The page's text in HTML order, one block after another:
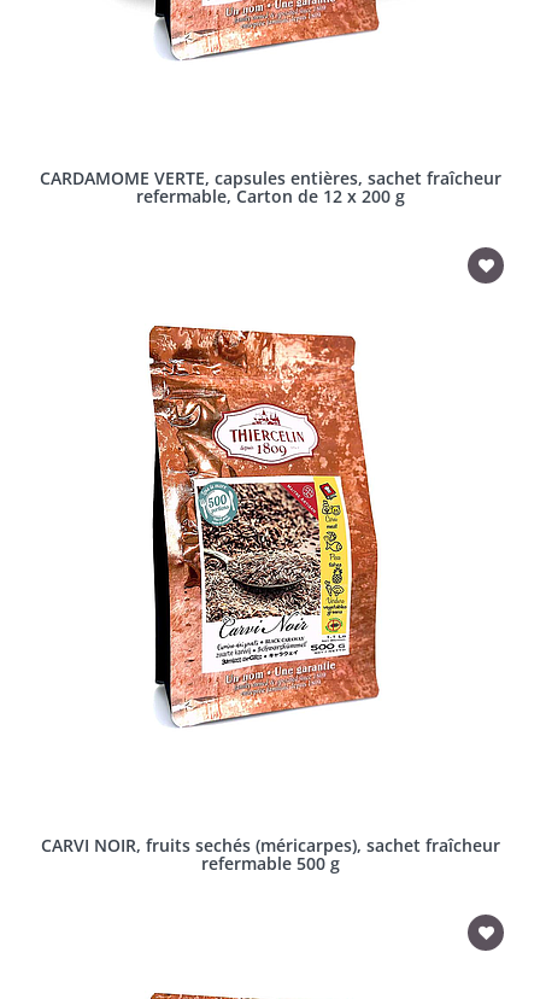
CARDAMOME VERTE, capsules entières, sachet fraîcheur
refermable, Carton de 12 x 200 g
CARVI NOIR, fruits sechés (méricarpes), sachet fraîcheur
refermable 500 g